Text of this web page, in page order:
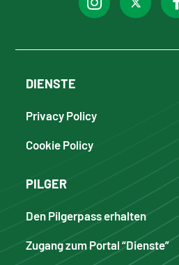
DIENSTE
Privacy Policy
Cookie Policy
PILGER
Den Pilgerpass erhalten
Zugang zum Portal “Dienste”